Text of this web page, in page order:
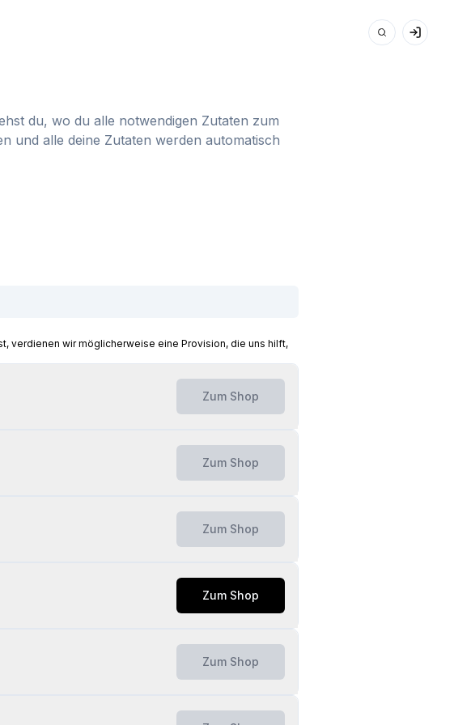
du, wo du alle notwendigen Zutaten zum
und alle deine Zutaten werden automatisch
verdienen wir möglicherweise eine Provision, die uns hilft,
Zum Shop
Zum Shop
Zum Shop
Zum Shop
Zum Shop